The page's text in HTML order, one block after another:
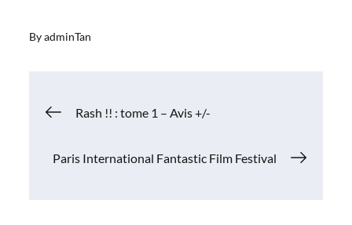
ByadminTan
Navigation
de
Rash !! : tome 1 – Avis +/-
Paris International Fantastic Film Festival